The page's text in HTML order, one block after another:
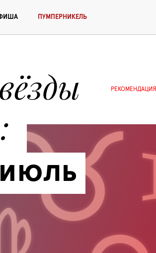
ПУМПЕРНИКЕЛЬ
РЕКОМЕНДАЦИЯ